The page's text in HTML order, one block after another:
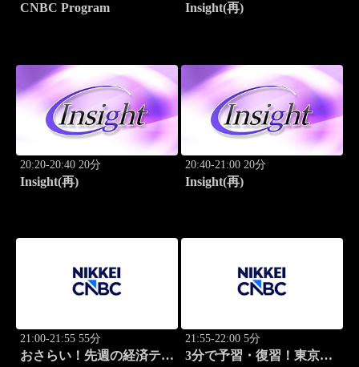
CNBC Program Insight(再)
20:20-20:40 20分
Insight(再)
20:40-21:00 20分
Insight(再)
21:00-21:55 55分
おさらい！先週の経済テー
21:55-22:00 5分
3分で予習・復習！東京市